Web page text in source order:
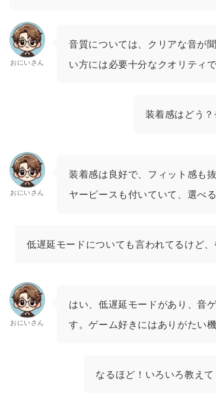
おにいさん
音質については、クリアな音が
い方には必要十分なクオリティで
装着感はどう
おにいさん
装着感は良好で、フィット感も
ヤーピースも付いていて、選べ
低遅延モードについても言われてるけど
おにいさん
はい、低遅延モードがあり、音
す。ゲーム好きにはありがたい
なるほど！いろいろ教え